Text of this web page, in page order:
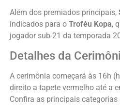
Além dos premiados principais,
indicados para o Troféu Kopa,
jogador sub-21 da temporada
Detalhes da
A cerimônia começará às 16h
direito a tapete vermelho até a
Confira as principais categorias